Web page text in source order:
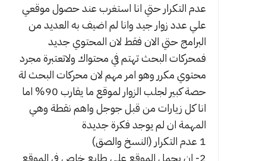
عدم التكرار حتي انا استغرب عند حصول موقعي
علي عدد زوار جيد وانا لم اضيف به العديد من
البرامج حتي الان فقط لان المحتوي جديد
فمحركات البحث تهتم في محتواك ولاتعتبرة مجرد
محتوي مكرر وهو امر مهم لان محركات البحث لة
حصة كبير لجلب الزوار لموقع ما يقارب 90% اما
انا كل زيارات من قبل جوجل واهم نقطة وهي
المهمة ان لم يوجد فكرة جديدة
1 عدم التكرار (النسخ والصق)